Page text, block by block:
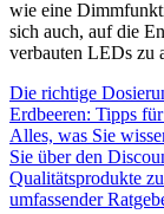
wie eine
sich auch, auf die
verbauten LEDs zu
Die richtige
Erdbeeren: Tipps
Alles, was Sie
Sie über den
Qualitätsprodukte
umfassender